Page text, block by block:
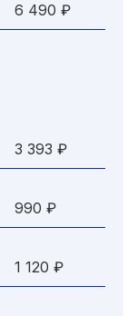
6 490 ₽
3 393 ₽
990 ₽
1 120 ₽